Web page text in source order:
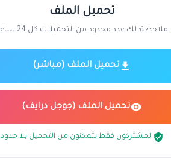
تحميل الملف
ملاحظة: لك عدد محدود من التحميلات كل 24 ساعة
تحميل الملف (مباشر)
تحميل الملف (جوجل درايف)
المشتركون فقط يتمكنون من التحميل بلا حدود